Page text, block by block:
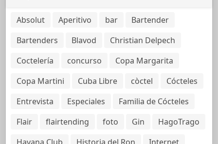
Absolut Aperitivo bar
Bartender
Bartenders
Blavod
Christian Delpech
Coctelería
concurso
Copa Margarita
Copa Martini
Cuba Libre còctel
Cócteles
Entrevista
Especiales
Familia de Cócteles
Flair
flairtending foto Gin
HagoTrago
Havana Club
Historia del Ron
Internet